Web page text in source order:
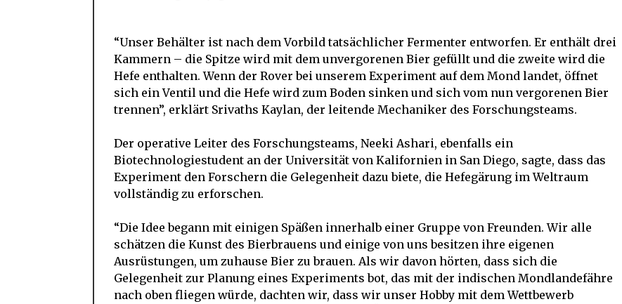
“Unser Behälter ist nach dem Vorbild tatsächlicher Fermenter entworfen. Er enthält drei
Kammern – die Spitze wird mit dem unvergorenen Bier gefüllt und die zweite wird die
Hefe enthalten. Wenn der Rover bei unserem Experiment auf dem Mond landet, öffnet
sich ein Ventil und die Hefe wird zum Boden sinken und sich vom nun vergorenen Bier
trennen”, erklärt Srivaths Kaylan, der leitende Mechaniker des Forschungsteams.
Der operative Leiter des Forschungsteams, Neeki Ashari, ebenfalls ein
Biotechnologiestudent an der Universität von Kalifornien in San Diego, sagte, dass das
Experiment den Forschern die Gelegenheit dazu biete, die Hefegärung im Weltraum
vollständig zu erforschen.
“Die Idee begann mit einigen Späßen innerhalb einer Gruppe von Freunden. Wir alle
schätzen die Kunst des Bierbrauens und einige von uns besitzen ihre eigenen
Ausrüstungen, um zuhause Bier zu brauen. Als wir davon hörten, dass sich die
Gelegenheit zur Planung eines Experiments bot, das mit der indischen Mondlandefähre
nach oben fliegen würde, dachten wir, dass wir unser Hobby mit dem Wettbewerb